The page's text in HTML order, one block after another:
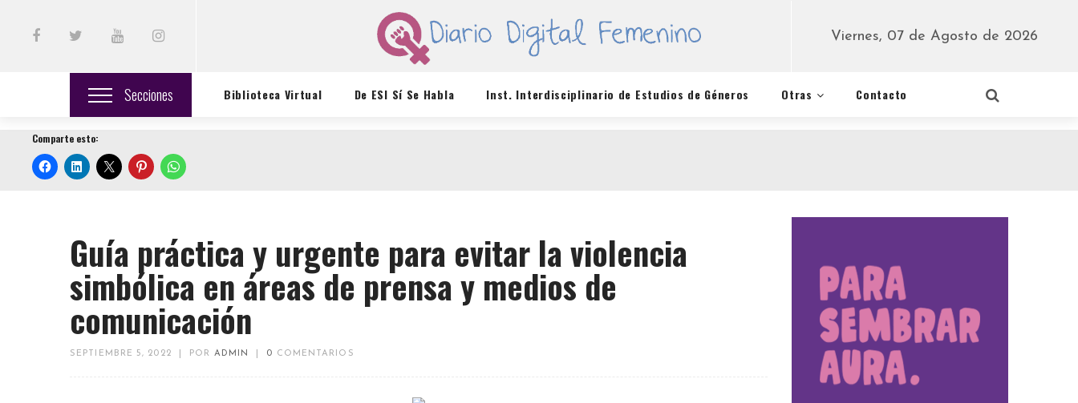
Viernes, 07 de Agosto de 2026
Secciones Biblioteca Virtual De ESI Sí Se Habla Inst. Interdisciplinario de Estudios de Géneros Otras Contacto
Comparte esto:
Guía práctica y urgente para evitar la violencia
simbólica en áreas de prensa y medios de
comunicación
SEPTIEMBRE 5, 2022 POR ADMIN 0 COMENTARIOS